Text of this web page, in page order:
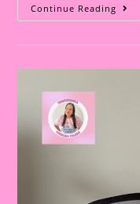
Continue Reading
O